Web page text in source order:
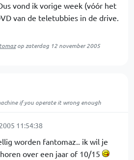
vond ik vorige week (vóór het
van de teletubbies in de drive.
op zaterdag 12 november 2005
if you operate it wrong enough
11:54:38
worden fantomaz.. ik wil je
over een jaar of 10/15